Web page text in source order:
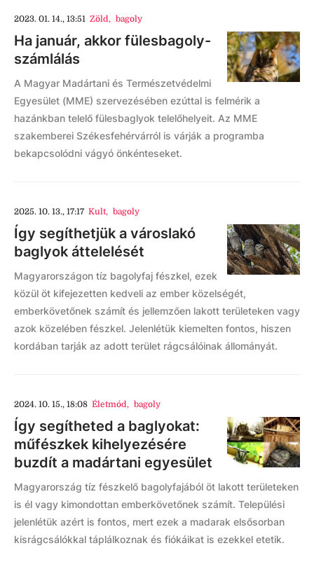
2023. 01. 14., 13:51 Zöld, bagoly
Ha január, akkor fülesbagoly-
számlálás
A Magyar Madártani és Természetvédelmi
Egyesület (MME) szervezésében ezúttal is felmérik a
hazánkban telelő fülesbaglyok telelőhelyeit. Az MME
szakemberei Székesfehérvárról is várják a programba
bekapcsolódni vágyó önkénteseket.
2025. 10. 13., 17:17 Kult, bagoly
Így segíthetjük a városlakó
baglyok áttelelését
Magyarországon tíz bagolyfaj fészkel, ezek
közül öt kifejezetten kedveli az ember közelségét,
emberkövetőnek számít és jellemzően lakott területeken vagy
azok közelében fészkel. Jelenlétük kiemelten fontos, hiszen
kordában tarják az adott terület rágcsálóinak állományát.
2024. 10. 15., 18:08 Életmód, bagoly
Így segítheted a baglyokat:
műfészkek kihelyezésére
buzdít a madártani egyesület
Magyarország tíz fészkelő bagolyfajából öt lakott területeken
is él vagy kimondottan emberkövetőnek számít. Települési
jelenlétük azért is fontos, mert ezek a madarak elsősorban
kisrágcsálókkal táplálkoznak és fiókáikat is ezekkel etetik.